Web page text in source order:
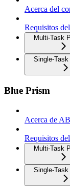
Acerca del
Requisitos
Multi-Task
Single-
Blue Prism
Acerca de
Requisitos
Multi-Task
Single-